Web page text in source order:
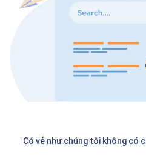
Có vẻ như chúng tôi không có